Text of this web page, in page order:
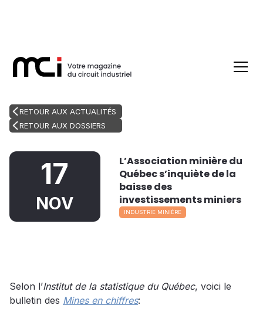
RETOUR AUX ACTUALITÉS
RETOUR AUX DOSSIERS
17
NOV
L’Association minière du
Québec s’inquiète de la
baisse des
investissements miniers
INDUSTRIE MINIÈRE
Selon l’Institut de la statistique du Québec, voici le
bulletin des Mines en chiffres: